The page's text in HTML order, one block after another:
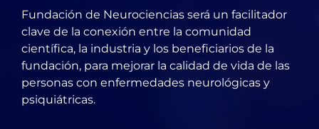
Fundación de Neurociencias será un facilitador
clave de la conexión entre la comunidad
científica, la industria y los beneficiarios de la
fundación, para mejorar la calidad de vida de las
personas con enfermedades neurológicas y
psiquiátricas.